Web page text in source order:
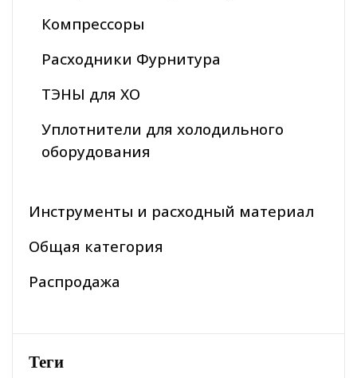
Компрессоры
Расходники Фурнитура
ТЭНЫ для ХО
Уплотнители для холодильного
оборудования
Инструменты и расходный материал
Общая категория
Распродажа
Теги